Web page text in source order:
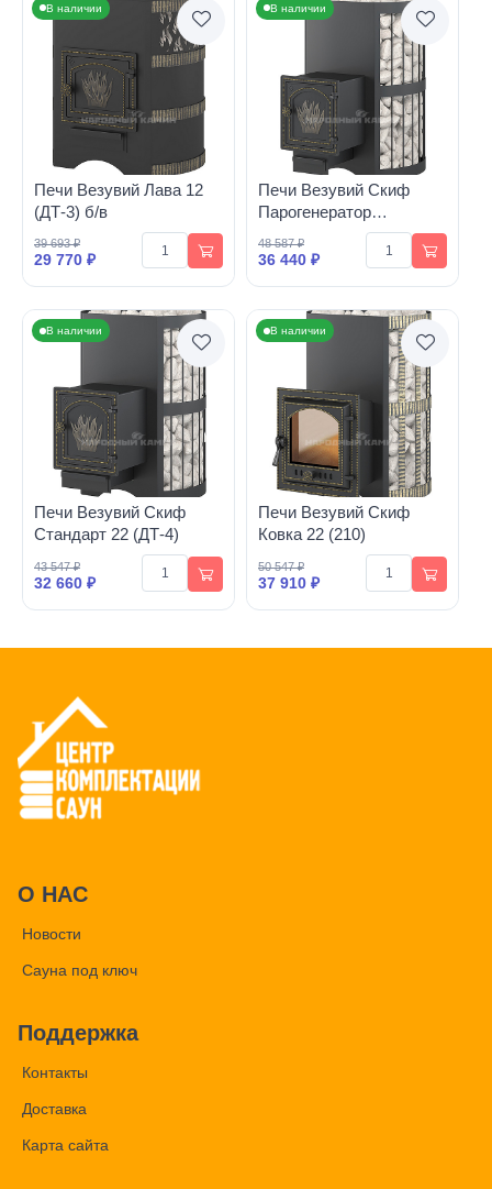
В наличии
Печи Везувий Лава 12
(ДТ-3) б/в
39 693 ₽
29 770 ₽
В наличии
Печи Везувий Скиф
Парогенератор
Стандарт (ДТ-4)
48 587 ₽
36 440 ₽
В наличии
Печи Везувий Скиф
Стандарт 22 (ДТ-4)
43 547 ₽
32 660 ₽
В наличии
Печи Везувий Скиф
Ковка 22 (210)
50 547 ₽
37 910 ₽
О НАС
Новости
Сауна под ключ
Поддержка
Контакты
Доставка
Карта сайта